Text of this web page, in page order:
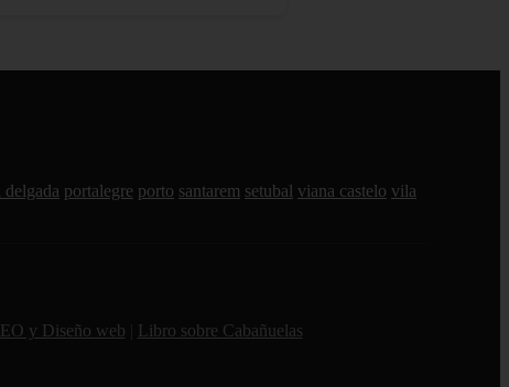
delgada portalegre porto santarem setubal viana castelo vila
y Diseño web Libro sobre Cabañuelas